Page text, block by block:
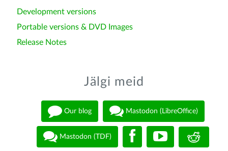
Development versions
Portable versions & DVD Images
Release Notes
Jälgi meid
Our blog Mastodon (LibreOffice)
Mastodon (TDF)